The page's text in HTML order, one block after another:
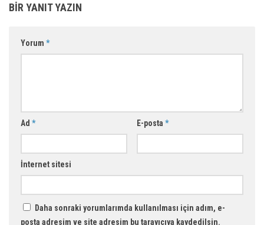
BIR YANIT YAZIN
Yorum *
Ad * E-posta *
İnternet sitesi
Daha sonraki yorumlarımda kullanılması için adım, e-
posta adresim ve site adresim bu tarayıcıya kaydedilsin.